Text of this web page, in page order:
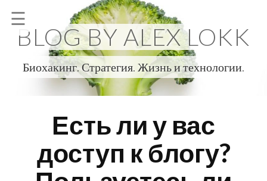
contentBLOG BY ALEX LOKK
Биохакинг. Стратегия. Жизнь и технологии.
☰
Есть ли у вас
доступ к блогу?